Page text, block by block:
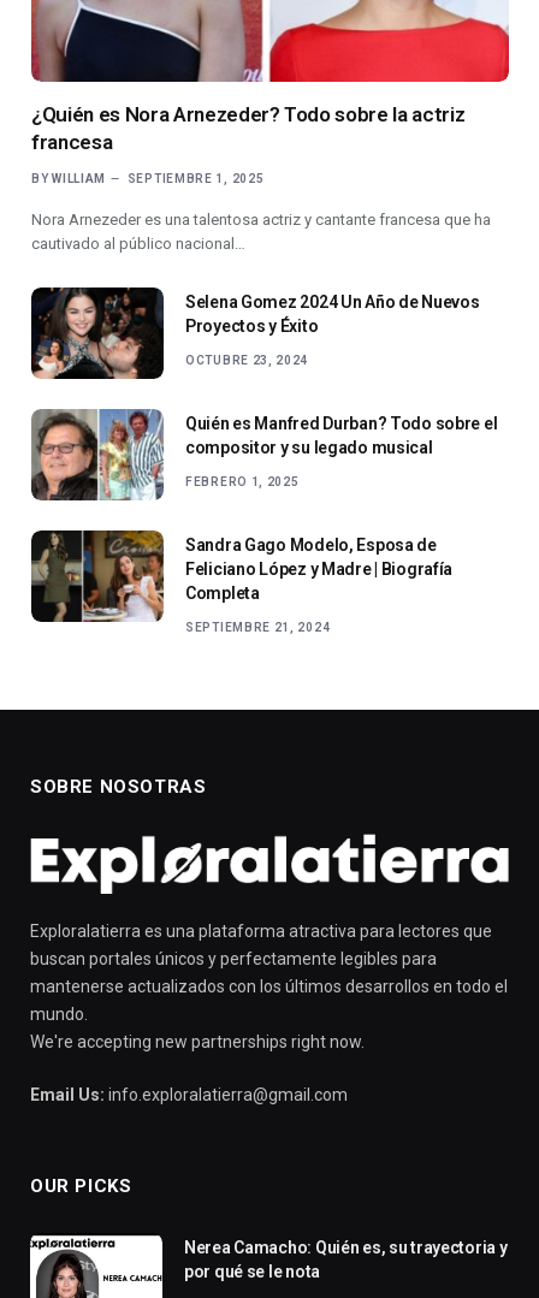
¿Quién es Nora Arnezeder? Todo sobre la actriz
francesa
BY WILLIAM SEPTIEMBRE 1, 2025
Nora Arnezeder es una talentosa actriz y cantante francesa que ha
cautivado al público nacional…
Selena Gomez 2024 Un Año de Nuevos
Proyectos y Éxito
OCTUBRE 23, 2024
Quién es Manfred Durban? Todo sobre el
compositor y su legado musical
FEBRERO 1, 2025
Sandra Gago Modelo, Esposa de
Feliciano López y Madre | Biografía
Completa
SEPTIEMBRE 21, 2024
SOBRE NOSOTRAS
Exploralatierra es una plataforma atractiva para lectores que
buscan portales únicos y perfectamente legibles para
mantenerse actualizados con los últimos desarrollos en todo el
mundo.
We're accepting new partnerships right now.
Email Us: info.exploralatierra@gmail.com
OUR PICKS
Nerea Camacho: Quién es, su trayectoria y
por qué se le nota